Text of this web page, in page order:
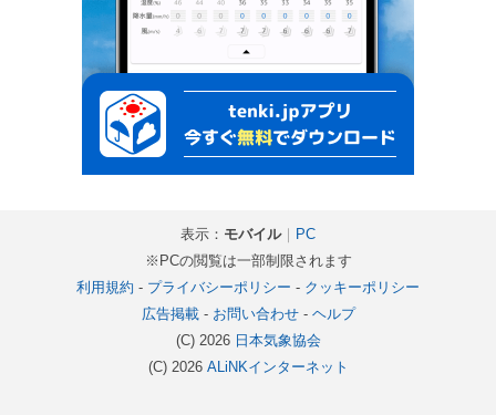
表示： モバイル｜ PC
※PCの閲覧は一部制限されます
利用規約 - プライバシーポリシー - クッキーポリシー
広告掲載- お問い合わせ- ヘルプ
(C) 2026 日本気象協会
(C) 2026 ALiNKインターネット